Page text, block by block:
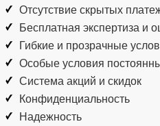
Отсутствие скрытых
Бесплатная экспертиза и
Гибкие и прозрачные
Особые условия
Система акций и скидок
Конфиденциальность
Надежность